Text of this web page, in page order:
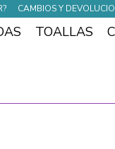
CAMBIOS Y
TOALLAS